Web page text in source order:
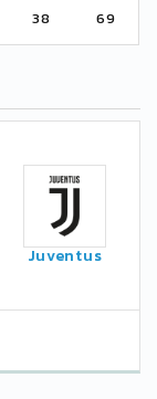
38 69
Juventus